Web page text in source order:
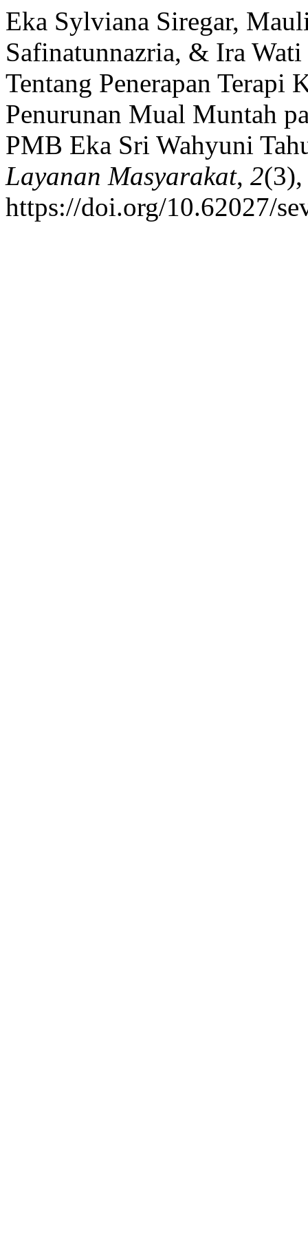
Eka Sylviana Siregar,
Safinatunnazria, & Ira
Tentang Penerapan Terapi
Penurunan Mual Muntah
PMB Eka Sri Wahyuni
Layanan Masyarakat, 2
https://doi.org/10.62027/